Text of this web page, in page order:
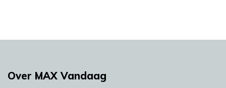
Over MAX Vandaag